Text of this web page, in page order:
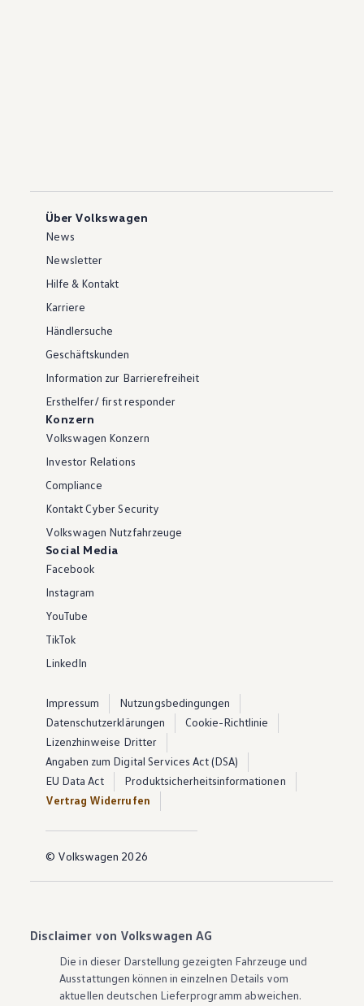
Über Volkswagen
News
Newsletter
Hilfe & Kontakt
Karriere
Händlersuche
Geschäftskunden
Information zur Barrierefreiheit
Ersthelfer/ first responder
Konzern
Volkswagen Konzern
Investor Relations
Compliance
Kontakt Cyber Security
Volkswagen Nutzfahrzeuge
Social Media
Facebook
Instagram
YouTube
TikTok
LinkedIn
Impressum
Nutzungsbedingungen
Datenschutzerklärungen
Cookie-Richtlinie
Lizenzhinweise Dritter
Angaben zum Digital Services Act (DSA)
EU Data Act
Produktsicherheitsinformationen
Vertrag Widerrufen
© Volkswagen 2026
Disclaimer von Volkswagen AG
Die in dieser Darstellung gezeigten Fahrzeuge und
Ausstattungen können in einzelnen Details vom
aktuellen deutschen Lieferprogramm abweichen.